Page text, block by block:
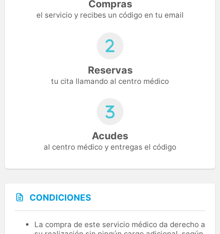
Compras
el servicio y recibes un código en tu email
Reservas
tu cita llamando al centro médico
Acudes
al centro médico y entregas el código
CONDICIONES
La compra de este servicio médico da derecho a